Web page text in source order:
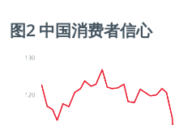
图2 中国消费者信心